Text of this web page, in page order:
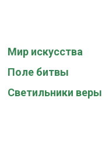
Мир искусства
Поле битвы
Светильники веры